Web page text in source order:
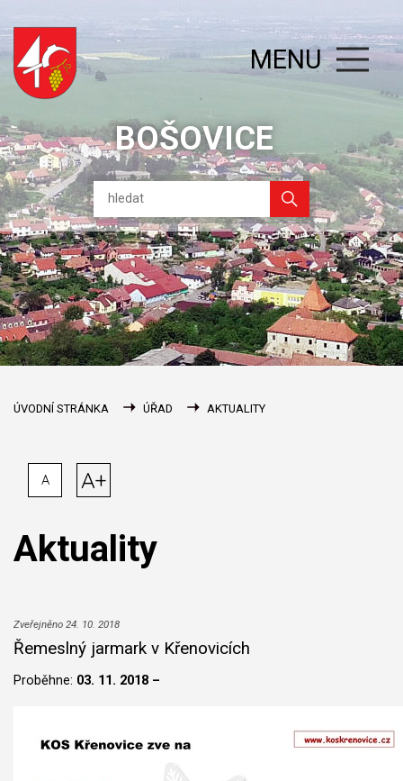
BOŠOVICE
MENU
ÚVODNÍ STRÁNKA ÚŘAD AKTUALITY
A A+
Aktuality
Zveřejněno 24. 10. 2018
Řemeslný jarmark v Křenovicích
Proběhne: 03. 11. 2018 –